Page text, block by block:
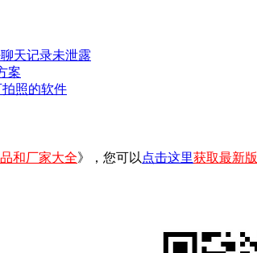
天记录未泄露
案
照的软件
和厂家大全》，您可以 点击这里获取最新版